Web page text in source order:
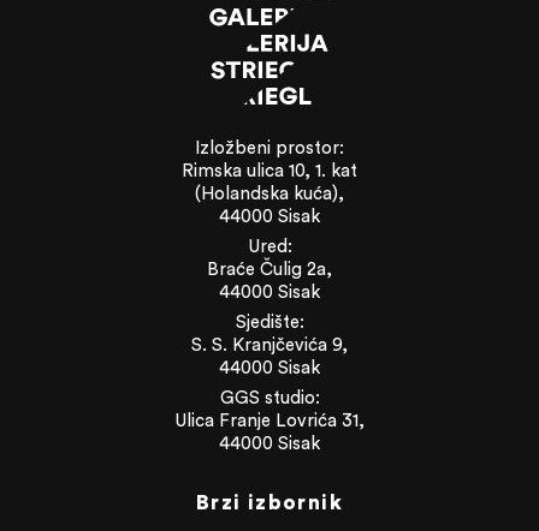
Izložbeni prostor:
Rimska ulica 10, 1. kat
(Holandska kuća),
44000 Sisak
Ured:
Braće Čulig 2a,
44000 Sisak
Sjedište:
S. S. Kranjčevića 9,
44000 Sisak
GGS studio:
Ulica Franje Lovrića 31,
44000 Sisak
Brzi izbornik